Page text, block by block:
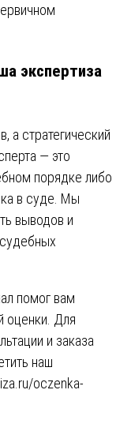
экспертиза
а стратегический
— это
порядке либо
в суде. Мы
выводов и
помог вам
оценки. Для
и заказа
наш
oczenka-